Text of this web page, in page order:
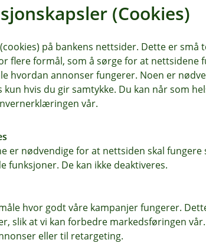
Hva er et
Sjekk hva det betyr
Les mer
(Cookies)
på bankens nettsider. Dette er små
flere formål, som å sørge for at nettsidene
hvordan annonser fungerer. Noen er
hvis du gir samtykke. Du kan når som
vår.
er nødvendige for at nettsiden skal
funksjoner. De kan ikke deaktiveres.
hvor godt våre kampanjer fungerer.
slik at vi kan forbedre markedsføringen
eller til retargeting.